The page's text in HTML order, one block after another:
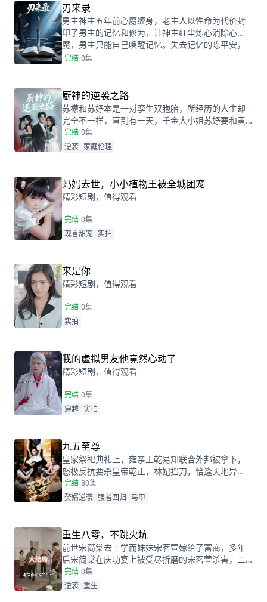
刃来录
男主神主五年前心魔缠身，老主人以性命为代价封
印了男主的记忆和修为，让神主红尘炼心消除心
魔，男主只能自己唤醒记忆。失去记忆的陈平安，
鸿运当头，成为小小婿，身份揭露后，新婚妻子悔
完结 0集
厨神的逆袭之路
苏檬和苏妤本是一对孪生双胞胎，所经历的人生却
完全不一样，直到有一天，千金大小姐苏妤要和黄
毛阿涛私奔去国外，找到在乡下做厨师的苏檬做替
身，苏檬因三年前给外婆治病而借了高利贷，为了
家，苏檬回到苏家后，却发现苏家举办的喜宴居然
是外婆的丧宴。
完结 0集
逆袭 家庭伦理
蚂妈去世，小小植物王被全城团宠
精彩短剧，值得观看
完结 0集
现言甜宠 实拍
来是你
精彩短剧，值得观看
完结 0集
实拍
我的虚拟男友他竟然心动了
精彩短剧，值得观看
完结 0集
穿越 实拍
九五至尊
皇家祭祀典礼上，雍亲王乾易知联合外邦被拿下，
怒极反抗要杀皇帝乾正，林妃挡刀，恰逢天地异
象，乾正穿越，变成林家赘婿张小凡。张小凡在电
梯清醒后将林沐雪误认为林妃，想让林妃带其离开
份江山！
完结 80集
赘婿逆袭 强者回归 马甲
重生八零，不跳火坑
前世宋简棠去上学而妹妹宋茗萱嫁给了富商，多年
后宋简棠在庆功宴上被受尽折磨的宋茗萱杀害，二
人双双重生回做出选择的那一天。重来一世，宋茗
萱选择上学，并逼迫宋简棠嫁给富商，不料宋简棠
完结 0集
逆袭 重生